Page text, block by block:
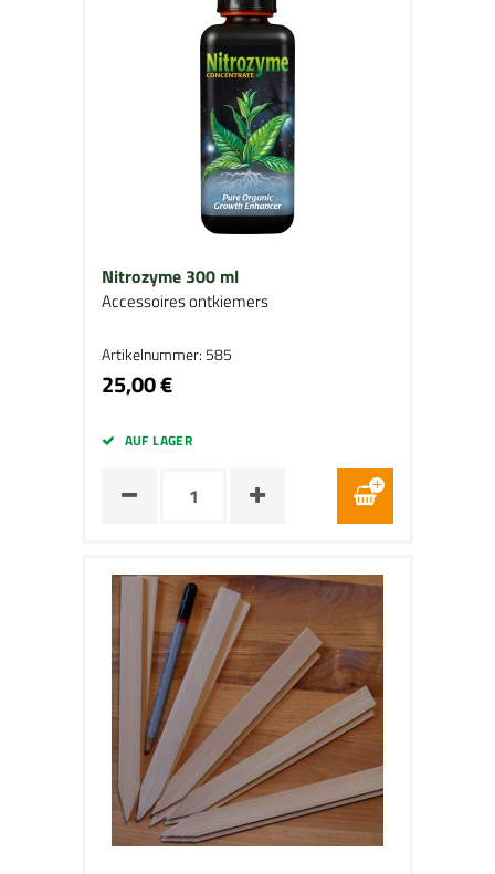
Nitrozyme 300 ml
Accessoires ontkiemers
Artikelnummer: 585
25,00 €
AUF LAGER